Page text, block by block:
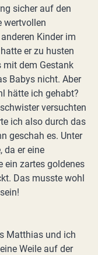
sicher auf den
wertvollen
Kinder im
er zu husten
mit dem Gestank
Babys nicht. Aber
hätte ich gehabt?
versuchten
ich also durch das
geschah es. Unter
da er eine
ein zartes goldenes
Das musste wohl
Matthias und ich
Weile auf der